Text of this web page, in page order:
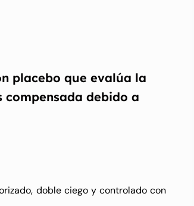
placebo que evalúa la
debido a
doble ciego y controlado con